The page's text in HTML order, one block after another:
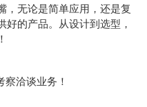
，无论是简单应用，还是复
好的产品。从设计到选型，
洽谈业务！